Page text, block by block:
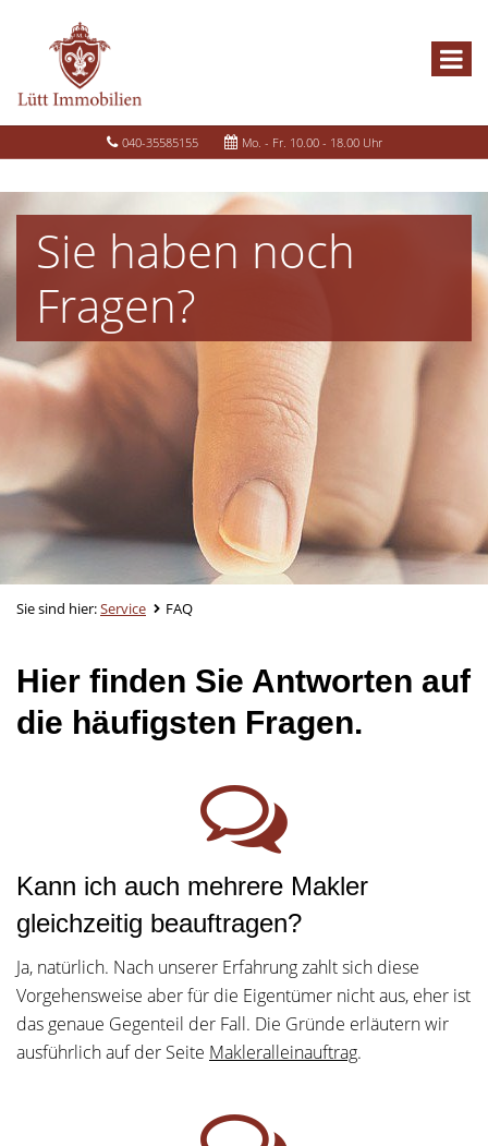
040-35585155 Mo. - Fr. 10.00 - 18.00 Uhr
Sie haben noch
Fragen?
Sie sind hier:Service FAQ
Hier finden Sie Antworten auf
die häufigsten Fragen.
Kann ich auch mehrere Makler
gleichzeitig beauftragen?
Ja, natürlich. Nach unserer Erfahrung zahlt sich diese
Vorgehensweise aber für die Eigentümer nicht aus, eher ist
das genaue Gegenteil der Fall. Die Gründe erläutern wir
ausführlich auf der Seite Makleralleinauftrag.